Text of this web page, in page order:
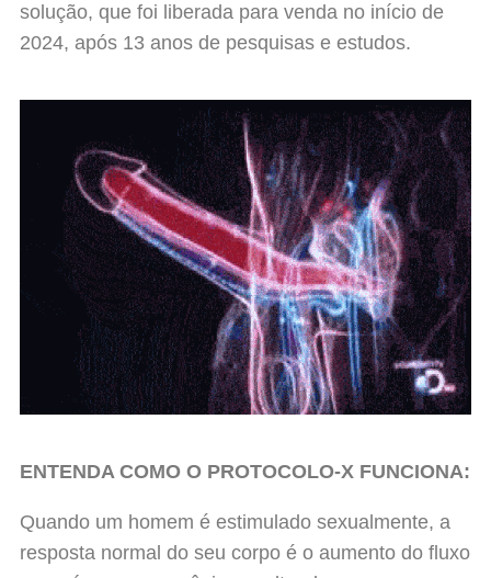
solução, que foi liberada para venda no início de
2024, após 13 anos de pesquisas e estudos.
ENTENDA COMO O PROTOCOLO-X FUNCIONA:
Quando um homem é estimulado sexualmente, a
resposta normal do seu corpo é o aumento do fluxo